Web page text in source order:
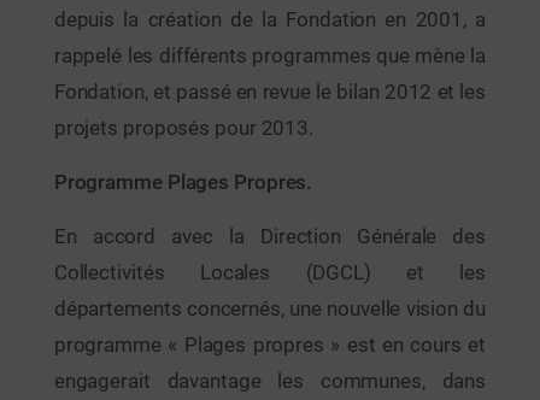
depuis la création de la Fondation en 2001, a
rappelé les différents programmes que mène la
Fondation, et passé en revue le bilan 2012 et les
projets proposés pour 2013.
Programme Plages Propres.
En accord avec la Direction Générale des
Collectivités Locales (DGCL) et les
départements concernés, une nouvelle vision du
programme « Plages propres » est en cours et
engagerait davantage les communes, dans